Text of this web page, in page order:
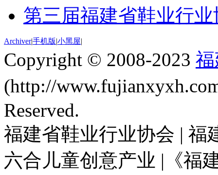
第三届福建省鞋业行
Archiver|手机版|小黑屋|
Copyright © 2008-2023
(http://
Reserved.
福建省鞋业行业协会 | 福
六合儿童创意产业 |《福